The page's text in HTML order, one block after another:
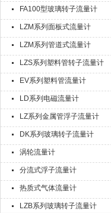
计
FA100型玻璃转子流量计
LZM系列面板式流量计
LZM系列管道式流量计
LZS系列塑料管转子流量计
EV系列塑料管流量计
LD系列电磁流量计
LZ系列金属管浮子流量计
DK系列玻璃转子流量计
涡轮流量计
分流式浮子流量计
热质式气体流量计
LZB系列玻璃转子流量计